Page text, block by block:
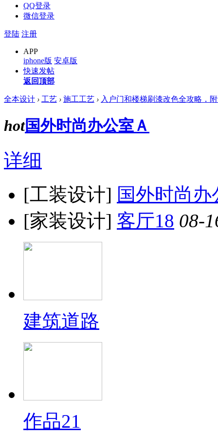
QQ登录
微信登录
登陆 注册
APP
iphone版 安卓版
快速发帖
返回顶部
全本设计 › 工艺 › 施工工艺 › 入户门和楼梯刷漆改色全攻略，
hot国外时尚办公室Ａ
详细
[工装设计] 国外时尚办
[家装设计] 客厅18 08-
建筑道路
作品21